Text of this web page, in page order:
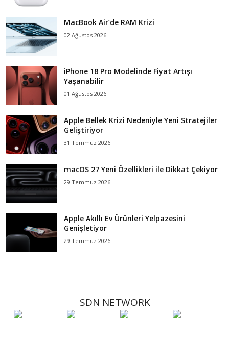
MacBook Air’de RAM Krizi
02 Ağustos 2026
iPhone 18 Pro Modelinde Fiyat Artışı
Yaşanabilir
01 Ağustos 2026
Apple Bellek Krizi Nedeniyle Yeni Stratejiler
Geliştiriyor
31 Temmuz 2026
macOS 27 Yeni Özellikleri ile Dikkat Çekiyor
29 Temmuz 2026
Apple Akıllı Ev Ürünleri Yelpazesini
Genişletiyor
29 Temmuz 2026
SDN NETWORK